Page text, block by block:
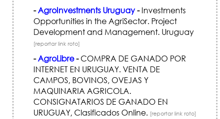
-AgroInvestments Uruguay-Investments
Opportunities in the AgriSector. Project
Development and Management. Uruguay
[reportar link roto]
-AgroLibre-COMPRA DE GANADO POR
INTERNET EN URUGUAY. VENTA DE
CAMPOS, BOVINOS, OVEJAS Y
MAQUINARIA AGRI­COLA.
CONSIGNATARIOS DE GANADO EN
URUGUAY, Clasificados Online. [reportar link roto]